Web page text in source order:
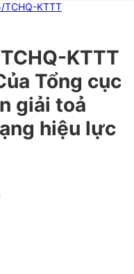
TCHQ-KTTT
KTTT
Tổng cục
giải toả
hiệu lực